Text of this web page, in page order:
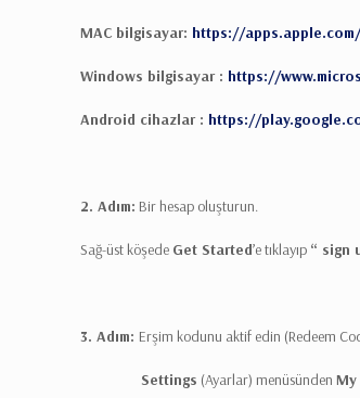
MAC bilgisayar: https://apps.apple.com/
Windows bilgisayar : https://
Android cihazlar : https://
2. Adım: Bir hesap oluşturun.
Sağ-üst köşede Get Started’e tıklayıp “ sign
3. Adım: Erşim kodunu aktif edin (Redeem
Settings (Ayarlar) menüsünden